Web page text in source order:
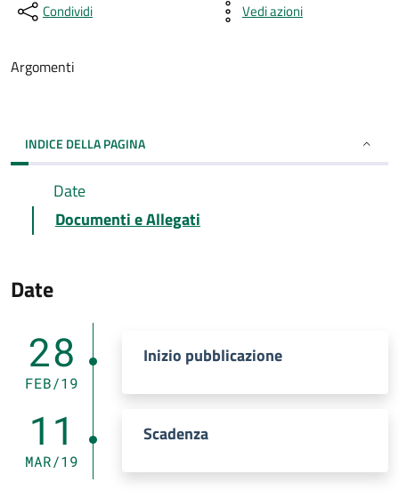
Condividi Vedi azioni
Argomenti
INDICE DELLA PAGINA
Date
Documenti e Allegati
Date
28
FEB/19
Inizio pubblicazione
11
MAR/19
Scadenza